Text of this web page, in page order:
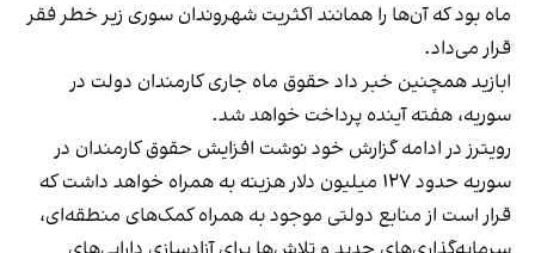
ماه بود که آن‌ها را همانند اکثریت شهروندان سوری زیر خطر فقر
قرار می‌داد.
ابازید همچنین خبر داد حقوق ماه جاری کارمندان دولت در
سوریه، هفته آینده پرداخت خواهد شد.
رویترز در ادامه گزارش خود نوشت افزایش حقوق کارمندان در
سوریه حدود ۱۲۷ میلیون دلار هزینه به همراه خواهد داشت که
قرار است از منابع دولتی موجود به همراه کمک‌های منطقه‌ای،